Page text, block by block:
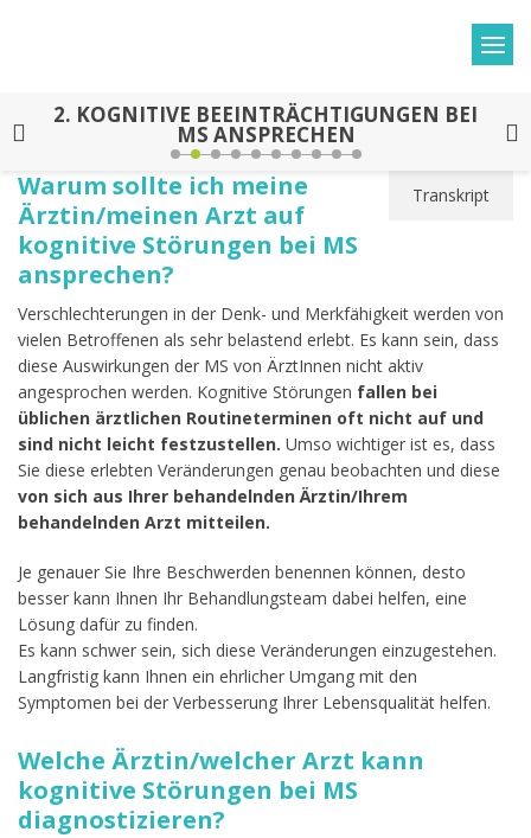
2. KOGNITIVE BEEINTRÄCHTIGUNGEN BEI
MS ANSPRECHEN
Transkript
Warum sollte ich meine
Ärztin/meinen Arzt auf
kognitive Störungen bei MS
ansprechen?
Verschlechterungen in der Denk- und Merkfähigkeit werden von
vielen Betroffenen als sehr belastend erlebt. Es kann sein, dass
diese Auswirkungen der MS von ÄrztInnen nicht aktiv
angesprochen werden. Kognitive Störungen fallen bei
üblichen ärztlichen Routineterminen oft nicht auf und
sind nicht leicht festzustellen. Umso wichtiger ist es, dass
Sie diese erlebten Veränderungen genau beobachten und diese
von sich aus Ihrer behandelnden Ärztin/Ihrem
behandelnden Arzt mitteilen.
Je genauer Sie Ihre Beschwerden benennen können, desto
besser kann Ihnen Ihr Behandlungsteam dabei helfen, eine
Lösung dafür zu finden.
Es kann schwer sein, sich diese Veränderungen einzugestehen.
Langfristig kann Ihnen ein ehrlicher Umgang mit den
Symptomen bei der Verbesserung Ihrer Lebensqualität helfen.
Welche Ärztin/welcher Arzt kann
kognitive Störungen bei MS
diagnostizieren?